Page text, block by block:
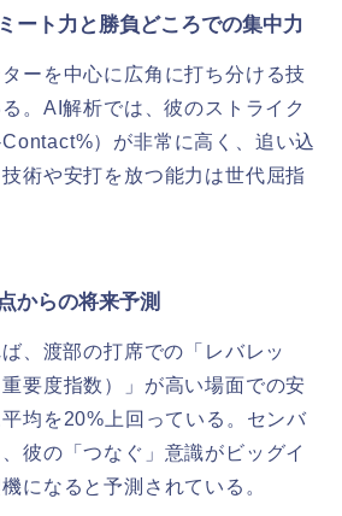
ート力と勝負どころでの集中力
ーを中心に広角に打ち分ける技
。AI解析では、彼のストライク
）が非常に高く、追い込
術や安打を放つ能力は世代屈指
からの将来予測
、渡部の打席での「レバレッ
要度指数）」が高い場面での安
均を20%上回っている。センバ
彼の「つなぐ」意識がビッグイ
になると予測されている。